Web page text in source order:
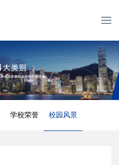
T
g
l
e
n
a
学校荣誉 校园风景